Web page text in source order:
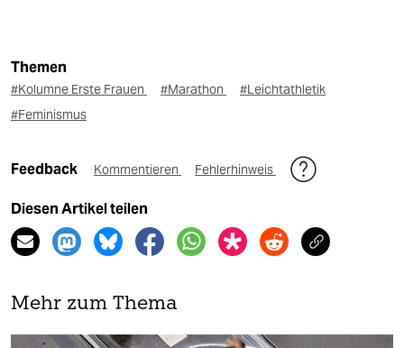
Themen
#Kolumne Erste Frauen #Marathon
#Leichtathletik
#Feminismus
Feedback Kommentieren Fehlerhinweis
Diesen Artikel teilen
Mehr zum Thema